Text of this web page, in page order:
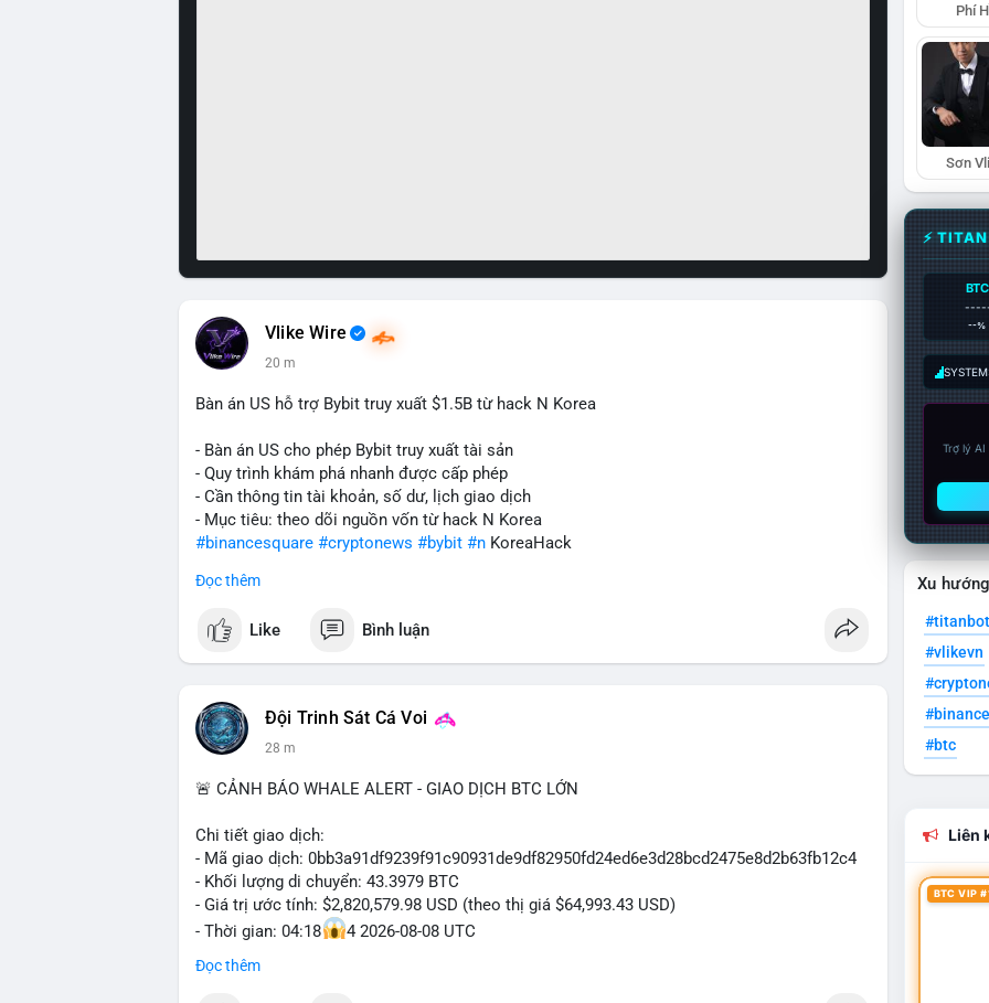
Vlike Wire
20 m
Bàn án US hỗ trợ Bybit truy xuất $1.5B từ hack N Korea
- Bàn án US cho phép Bybit truy xuất tài sản
- Quy trình khám phá nhanh được cấp phép
- Cần thông tin tài khoản, số dư, lịch giao dịch
- Mục tiêu: theo dõi nguồn vốn từ hack N Korea
#binancesquare #cryptonews #bybit #n KoreaHack
$btc $eth
#vlikevn #titanbot
Đọc thêm
Like Bình luận
Đội Trinh Sát Cá Voi
28 m
🚨 CẢNH BÁO WHALE ALERT - GIAO DỊCH BTC LỚN
Chi tiết giao dịch:
- Mã giao dịch: 0bb3a91df9239f91c90931de9df82950fd24ed6e3d28bcd2475e8d2b63fb12c4
- Khối lượng di chuyển: 43.3979 BTC
- Giá trị ước tính: $2,820,579.98 USD (theo thị giá $64,993.43 USD)
- Thời gian: 04:18
4 2026-08-08 UTC
Nhận định phân tích hành vi của Cá voi dựa trên giao dịch này: Khối lượng 43.3979 BTC
Đọc thêm
Phí
Sơn
⚡
BTC
--%
Trợ lý
Xu
#titanbot
#vlikevn
#btc
Liên
BTC VIP